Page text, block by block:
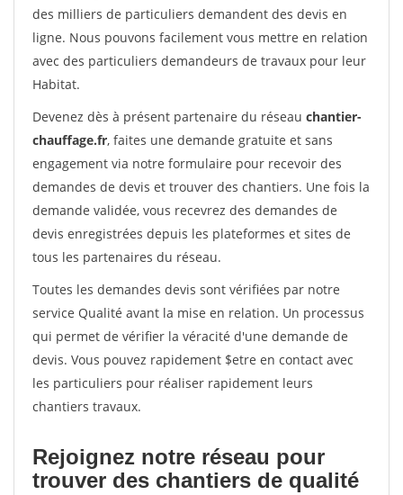
des milliers de particuliers demandent des devis en
ligne. Nous pouvons facilement vous mettre en relation
avec des particuliers demandeurs de travaux pour leur
Habitat.
Devenez dès à présent partenaire du réseau chantier-
chauffage.fr, faites une demande gratuite et sans
engagement via notre formulaire pour recevoir des
demandes de devis et trouver des chantiers. Une fois la
demande validée, vous recevrez des demandes de
devis enregistrées depuis les plateformes et sites de
tous les partenaires du réseau.
Toutes les demandes devis sont vérifiées par notre
service Qualité avant la mise en relation. Un processus
qui permet de vérifier la véracité d'une demande de
devis. Vous pouvez rapidement $etre en contact avec
les particuliers pour réaliser rapidement leurs
chantiers travaux.
Rejoignez notre réseau pour
trouver des chantiers de qualité